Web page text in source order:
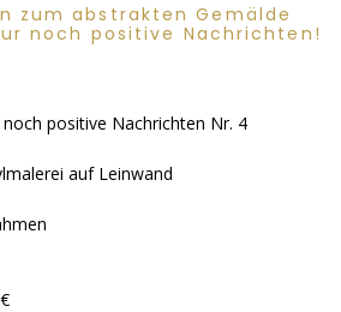
zum abstrakten Gemälde
noch positive Nachrichten!
positive Nachrichten Nr. 4
auf Leinwand